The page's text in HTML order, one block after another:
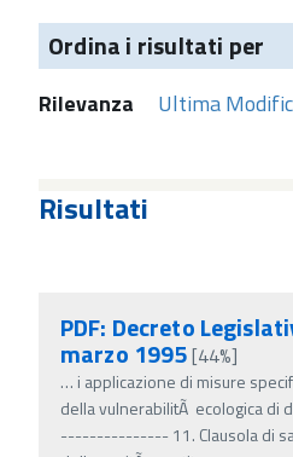
Ordina i risultati per
Rilevanza Ultima
Risultati
PDF: Decreto
marzo 1995[44%]
… i applicazione di misure
della vulnerabilitÃ ecologica di
--------------- 11. Clausola di